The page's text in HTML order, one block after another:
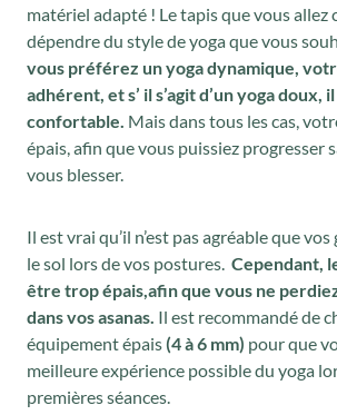
matériel adapté ! Le tapis que vous allez
dépendre du style de yoga que vous
vous préférez un yoga dynamique,
adhérent, et s’ il s’agit d’un yoga doux,
confortable. Mais dans tous les cas,
épais, afin que vous puissiez progresser
vous blesser.
Il est vrai qu’il n’est pas agréable que
le sol lors de vos postures. Cependant,
être trop épais,afin que vous ne
dans vos asanas. Il est recommandé de
équipement épais(4 à 6 mm) pour que
meilleure expérience possible du yoga
premières séances.